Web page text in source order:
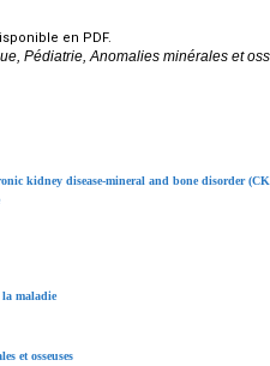
en PDF.
Pédiatrie, Anomalies minérales et
kidney disease-mineral and bone disorder
la maladie
et osseuses